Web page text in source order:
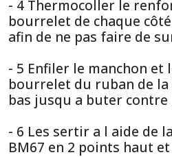
- 4 Thermocoller le
bourrelet de chaque
afin de ne pas faire de
- 5 Enfiler le manchon
bourrelet du ruban de
bas jusqu a buter
- 6 Les sertir a l aide de
BM67 en 2 points haut et